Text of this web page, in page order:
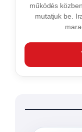
működés
mutatjuk be.